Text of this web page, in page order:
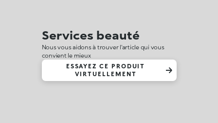
Services beauté
Nous vous aidons à trouver l'article qui vous
convient le mieux
ESSAYEZ CE PRODUIT
VIRTUELLEMENT